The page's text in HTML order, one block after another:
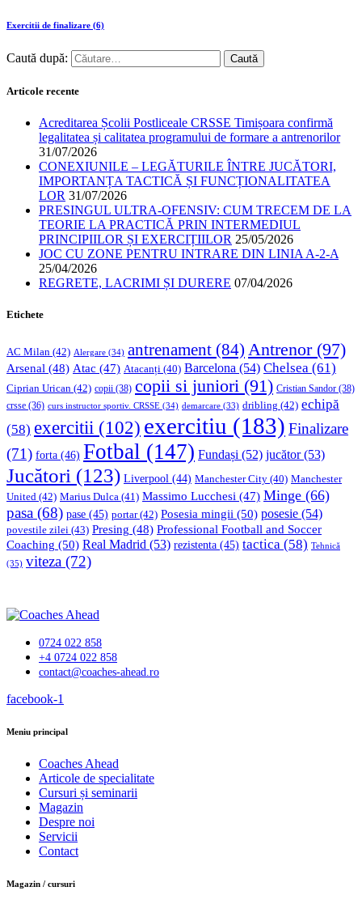
Exercitii de finalizare (6)
Caută după:
Articole recente
Acreditarea Școlii Postliceale CRSSE Timișoara confirmă
legalitatea și calitatea programului de formare a antrenorilor
31/07/2026
CONEXIUNILE – LEGĂTURILE ÎNTRE JUCĂTORI,
IMPORTANȚA TACTICĂ ȘI FUNCȚIONALITATEA
LOR 31/07/2026
PRESINGUL ULTRA-OFENSIV: CUM TRECEM DE LA
TEORIE LA PRACTICĂ PRIN INTERMEDIUL
PRINCIPIILOR ȘI EXERCIȚIILOR 25/05/2026
JOC CU ZONE PENTRU INTRARE DIN LINIA A-2-A
25/04/2026
REGRETE, LACRIMI ȘI DURERE 07/04/2026
Etichete
AC Milan (42) Alergare (34) antrenament (84) Antrenor(97)
Arsenal (48) Atac (47) Atacanți (40) Barcelona (54) Chelsea (61)
Ciprian Urican (42) copii (38) copii si juniori (91) Cristian Sandor (38)
crsse (36) curs instructor sportiv. CRSSE (34) demarcare (33) dribling (42) echipă
(58) exercitii (102) exercitiu (183) Finalizare
(71) forta (46) Fotbal (147) Fundași (52) jucător(53)
Jucători (123) Liverpool (44) Manchester City (40) Manchester
United (42) Marius Dulca (41) Massimo Lucchesi (47) Minge (66)
pasa (68) pase (45) portar(42) Posesia mingii (50) posesie (54)
povestile zilei (43) Presing (48) Professional Football and Soccer
Coaching (50) Real Madrid (53) rezistenta (45) tactica (58) Tehnică
(35) viteza (72)
0724 022 858
+4 0724 022 858
contact@coaches-ahead.ro
facebook-1
Meniu principal
Coaches Ahead
Articole de specialitate
Cursuri și seminarii
Magazin
Despre noi
Servicii
Contact
Magazin / cursuri